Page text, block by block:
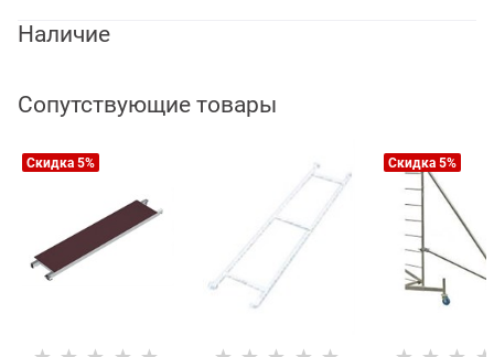
Наличие
Сопутствующие товары
Скидка 5% Скидка 5%